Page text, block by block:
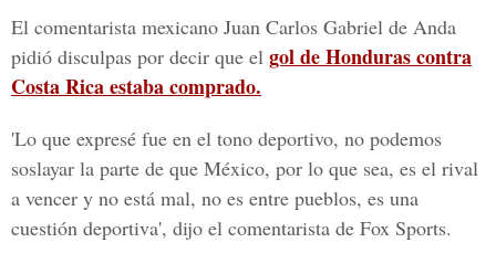
El comentarista mexicano Juan Carlos Gabriel de Anda
pidió disculpas por decir que el gol de Honduras contra
Costa Rica estaba comprado.
'Lo que expresé fue en el tono deportivo, no podemos
soslayar la parte de que México, por lo que sea, es el rival
a vencer y no está mal, no es entre pueblos, es una
cuestión deportiva', dijo el comentarista de Fox Sports.